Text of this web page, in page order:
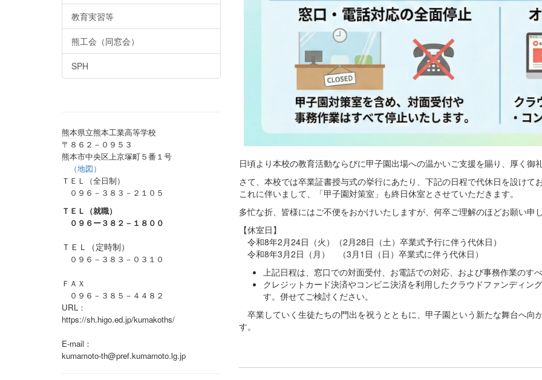
日頃より本校の教育活動ならびに甲子園出場への温かいご支援を賜り、厚く御
さて、本校では卒業証書授与式の挙行にあたり、下記の日程で代休日を設けてお
これに伴いまして、「甲子園対策室」も終日休室とさせていただきます。
多忙な折、皆様にはご不便をおかけいたしますが、何卒ご理解のほどお願い申し
【休室日】
令和8年2月24日（火）（2月28日（土）卒業式予行に伴う代休日）
令和8年3月2日（月） （3月1日（日）卒業式に伴う代休日）
上記日程は、窓口での対面受付、お電話での対応、および事務作業のす
クレジットカード決済やコンビニ決済を利用したクラウドファンディン
す。併せてご検討ください。
卒業していく生徒たちの門出を祝うとともに、甲子園という新たな舞台へ向
す。
教育実習等
熊工会（同窓会）
SPH
熊本県立熊本工業高等学校
〒８６２－０９５３
熊本市中央区上京塚町５番１号
（地図）
ＴＥＬ（全日制）
０９６－３８３－２１０５
ＴＥＬ（就職）
０９６ー３８２－１８００
ＴＥＬ（定時制）
０９６－３８３－０３１０
ＦＡＸ
０９６－３８５－４４８２
URL：
https://sh.higo.ed.jp/kumakoths/
E-mail：
kumamoto-th@pref.kumamoto.lg.jp